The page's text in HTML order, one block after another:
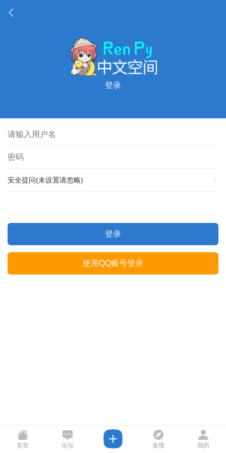
登录
安全提问(未设置请忽略)
登录
使用QQ账号登录
首页 论坛 发现 我的